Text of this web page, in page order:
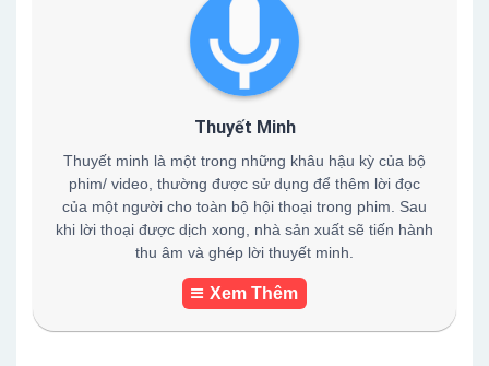
Thuyết Minh
Thuyết minh là một trong những khâu hậu kỳ của bộ
phim/ video, thường được sử dụng để thêm lời đọc
của một người cho toàn bộ hội thoại trong phim. Sau
khi lời thoại được dịch xong, nhà sản xuất sẽ tiến hành
thu âm và ghép lời thuyết minh.
Xem Thêm